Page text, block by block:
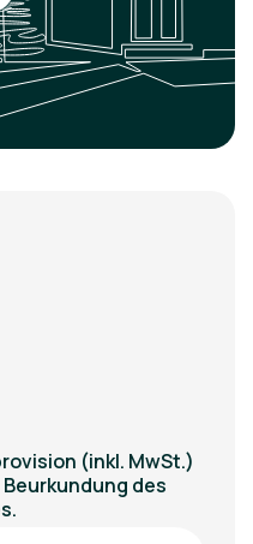
(inkl. MwSt.)
des